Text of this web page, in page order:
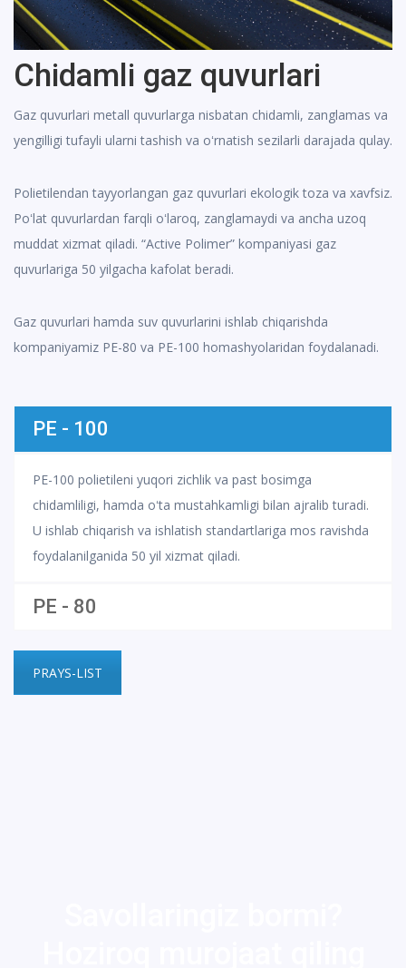
Chidamli gaz quvurlari
Gaz quvurlari metall quvurlarga nisbatan chidamli, zanglamas va
yengilligi tufayli ularni tashish va oʻrnatish sezilarli darajada qulay.
Polietilendan tayyorlangan gaz quvurlari ekologik toza va xavfsiz.
Poʻlat quvurlardan farqli oʻlaroq, zanglamaydi va ancha uzoq
muddat xizmat qiladi. “Active Polimer” kompaniyasi gaz
quvurlariga 50 yilgacha kafolat beradi.
Gaz quvurlari hamda suv quvurlarini ishlab chiqarishda
kompaniyamiz PE-80 va PE-100 homashyolaridan foydalanadi.
PE - 100
PE-100 polietileni yuqori zichlik va past bosimga
chidamliligi, hamda oʻta mustahkamligi bilan ajralib turadi.
U ishlab chiqarish va ishlatish standartlariga mos ravishda
foydalanilganida 50 yil xizmat qiladi.
PE - 80
PRAYS-LIST